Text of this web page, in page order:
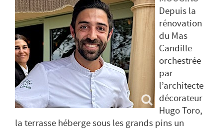
Depuis la
rénovation
du Mas
Candille
orchestrée
par
l’architecte
décorateur
Hugo Toro,
la terrasse héberge sous les grands pins un